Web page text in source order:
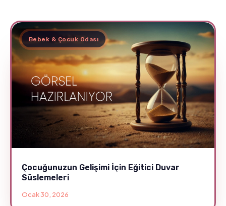
Bebek & Çocuk Odası
Çocuğunuzun Gelişimi İçin Eğitici Duvar
Süslemeleri
Ocak 30, 2026